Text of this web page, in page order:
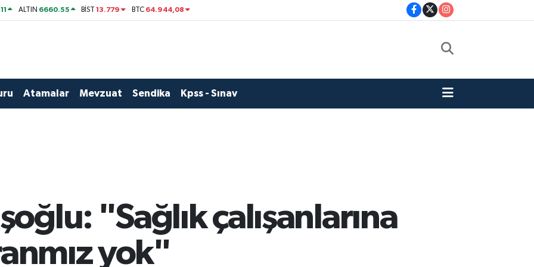
ALTIN 6660.55 BİST13.779 BTC 64.944,08
Atamalar Mevzuat Sendika Kpss - Sınav
"Sağlık çalışanlarına
yok"